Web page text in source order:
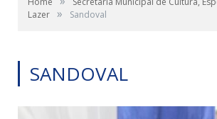
Lazer » Sandoval
SANDOVAL